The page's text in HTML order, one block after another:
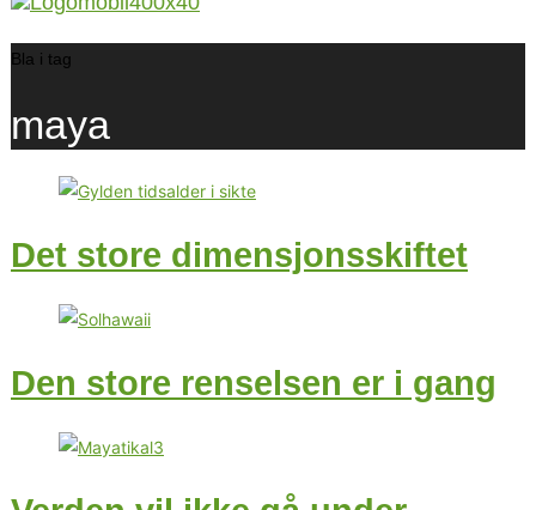
Bla i tag
maya
Det store dimensjonsskiftet
Den store renselsen er i gang